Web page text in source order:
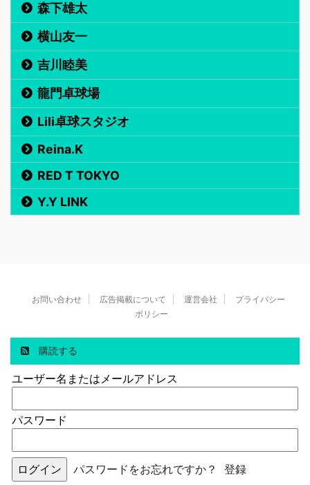
森下雄太
横山友一
吉川睦美
龍門卓球場
Lili卓球スタジオ
Reina.K
RED T TOKYO
Y.Y LINK
お問い合わせ 広告掲載について 運営会社
プライバシー
ポリシー
購読する
ユーザー名またはメールアドレス
パスワード
パスワードをお忘れですか？ 登録